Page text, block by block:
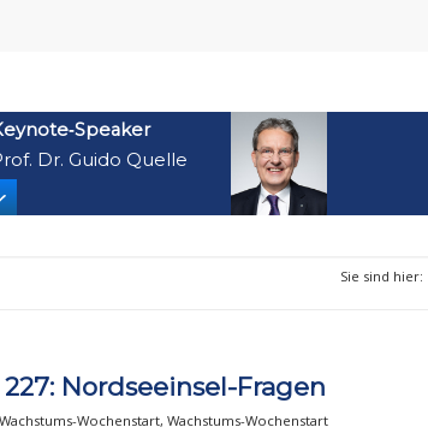
Dr. Guido Quelle
Sie sind hier:
Nordseeinsel-Fragen
Wachstums-Wochenstart, Wachstums-Wochenstart